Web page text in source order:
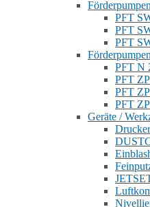
PFT
PFT
PFT
PFT N
PFT
PFT
PFT
Geräte /